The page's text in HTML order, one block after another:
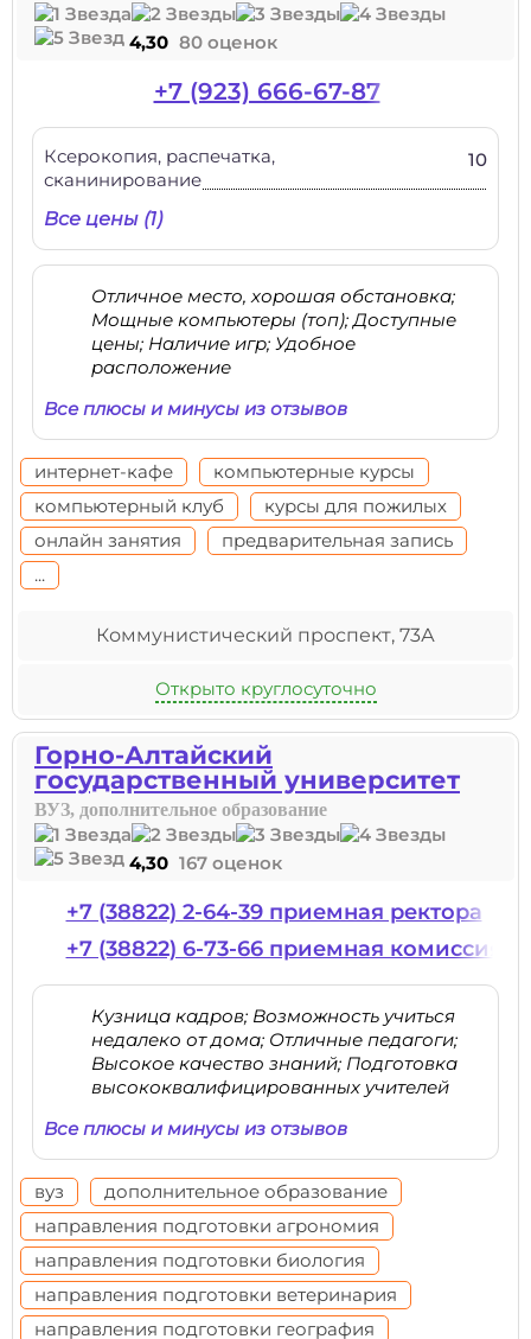
4,30 80 оценок
+7 (923) 666-67-87
Ксерокопия, распечатка,
сканинирование
10
Все цены (1)
Отличное место, хорошая обстановка;
Мощные компьютеры (топ); Доступные
цены; Наличие игр; Удобное
расположение
Все плюсы и минусы из отзывов
интернет-кафе
компьютерные курсы
компьютерный клуб
курсы для пожилых
онлайн занятия
предварительная запись
...
Коммунистический проспект, 73А
Открыто круглосуточно
Горно-Алтайский
государственный университет
ВУЗ, дополнительное образование
4,30 167 оценок
+7 (38822) 2-64-39 приемная ректора
+7 (38822) 6-73-66 приемная комиссия
Кузница кадров; Возможность учиться
недалеко от дома; Отличные педагоги;
Высокое качество знаний; Подготовка
высококвалифицированных учителей
Все плюсы и минусы из отзывов
вуз
дополнительное образование
направления подготовки агрономия
направления подготовки биология
направления подготовки ветеринария
направления подготовки география